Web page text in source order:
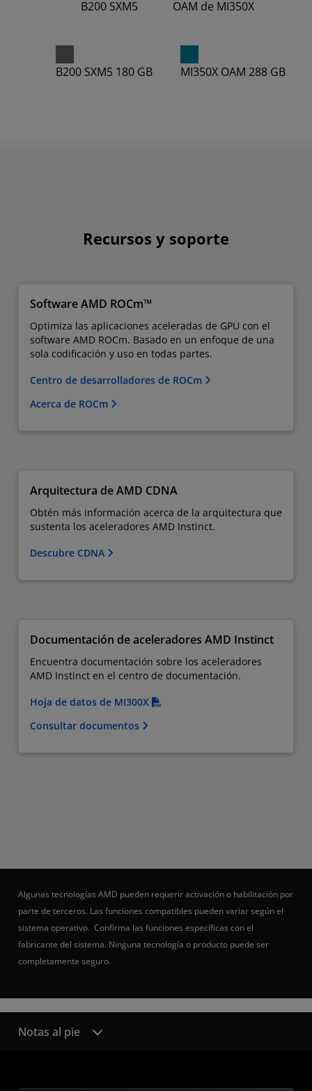
B200 SXM5 OAM de MI350X
B200 SXM5 180 GB MI350X OAM 288 GB
Recursos y soporte
Software AMD ROCm™
Optimiza las aplicaciones aceleradas de GPU con el
software AMD ROCm. Basado en un enfoque de una
sola codificación y uso en todas partes.
Centro de desarrolladores de ROCm
Acerca de ROCm
Arquitectura de AMD CDNA
Obtén más información acerca de la arquitectura que
sustenta los aceleradores AMD Instinct.
Descubre CDNA
Documentación de aceleradores AMD Instinct
Encuentra documentación sobre los aceleradores
AMD Instinct en el centro de documentación.
Hoja de datos de MI300X
Consultar documentos
Algunas tecnologías AMD pueden requerir activación o habilitación por
parte de terceros. Las funciones compatibles pueden variar según el
sistema operativo. Confirma las funciones específicas con el
fabricante del sistema. Ninguna tecnología o producto puede ser
completamente seguro.
Notas al pie